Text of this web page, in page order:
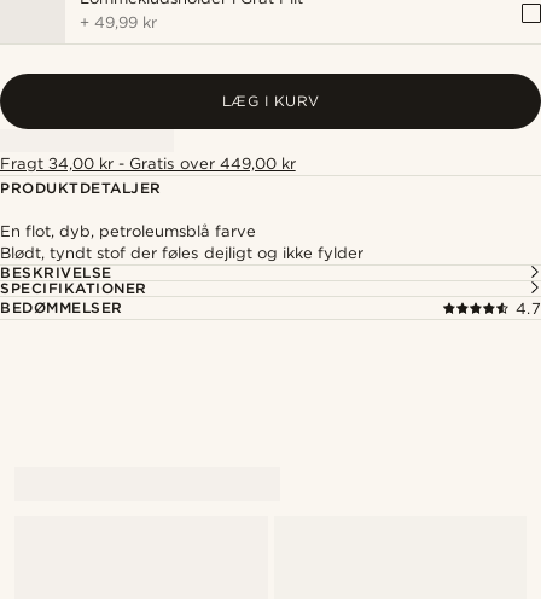
+49,99 kr
LÆG I KURV
Fragt 34,00 kr - Gratis over 449,00 kr
PRODUKTDETALJER
En flot, dyb, petroleumsblå farve
Blødt, tyndt stof der føles dejligt og ikke fylder
BESKRIVELSE
SPECIFIKATIONER
BEDØMMELSER
4.7